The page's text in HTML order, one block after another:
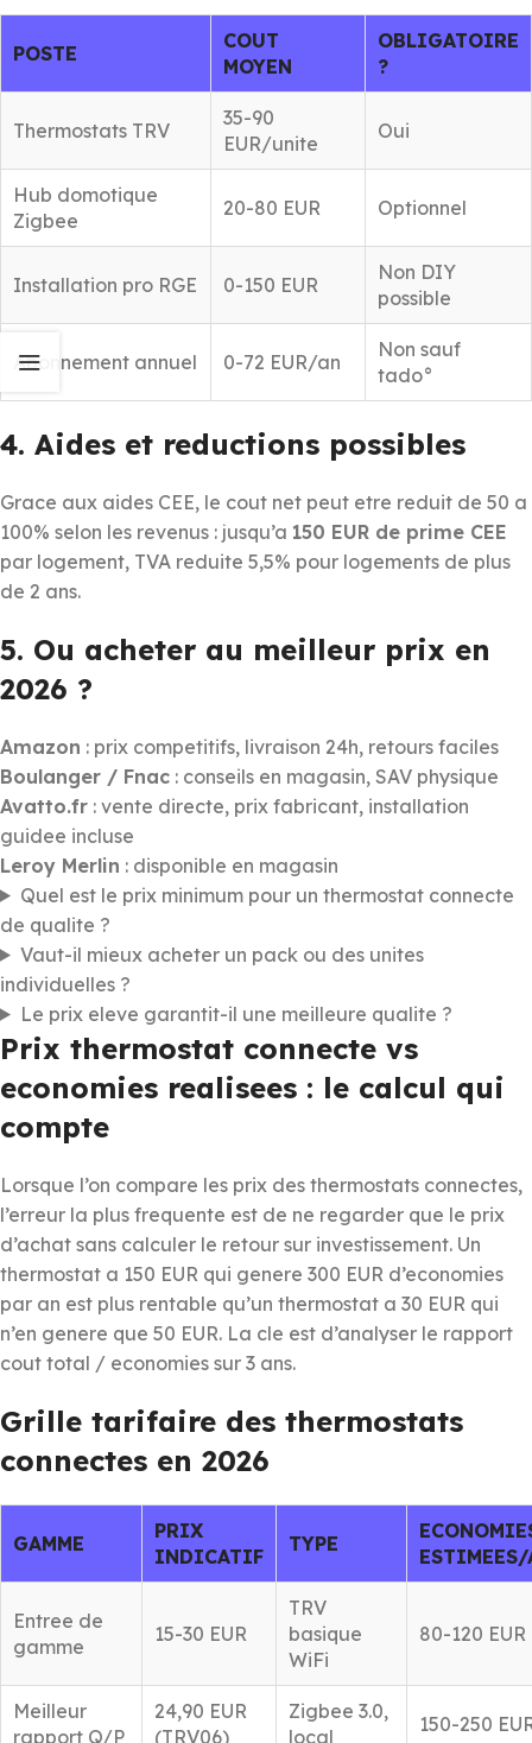
POSTE
COUT
MOYEN
OBLIGATOIRE
?
Thermostats TRV
35-90
EUR/unite
Oui
Hub domotique
Zigbee
20-80 EUR Optionnel
Installation pro RGE 0-150 EUR
Non DIY
possible
Abonnement annuel 0-72 EUR/an
Non sauf
tado°
4. Aides et reductions possibles
Grace aux aides CEE, le cout net peut etre reduit de 50 a
100% selon les revenus : jusqu’a 150 EUR de prime CEE
par logement, TVA reduite 5,5% pour logements de plus
de 2 ans.
5. Ou acheter au meilleur prix en
2026 ?
Amazon : prix competitifs, livraison 24h, retours faciles
Boulanger / Fnac : conseils en magasin, SAV physique
Avatto.fr : vente directe, prix fabricant, installation
guidee incluse
Leroy Merlin : disponible en magasin
Quel est le prix minimum pour un thermostat connecte
de qualite ?
Vaut-il mieux acheter un pack ou des unites
individuelles ?
Le prix eleve garantit-il une meilleure qualite ?
Prix thermostat connecte vs
economies realisees : le calcul qui
compte
Lorsque l’on compare les prix des thermostats connectes,
l’erreur la plus frequente est de ne regarder que le prix
d’achat sans calculer le retour sur investissement. Un
thermostat a 150 EUR qui genere 300 EUR d’economies
par an est plus rentable qu’un thermostat a 30 EUR qui
n’en genere que 50 EUR. La cle est d’analyser le rapport
cout total / economies sur 3 ans.
Grille tarifaire des thermostats
connectes en 2026
GAMME
PRIX
INDICATIF
TYPE
ESTIMEES/
Entree de
gamme
15-30 EUR
TRV
basique
WiFi
80-120 EUR
Meilleur
rapport Q/P
24,90 EUR
(TRV06)
Zigbee 3.0,
local
150-250